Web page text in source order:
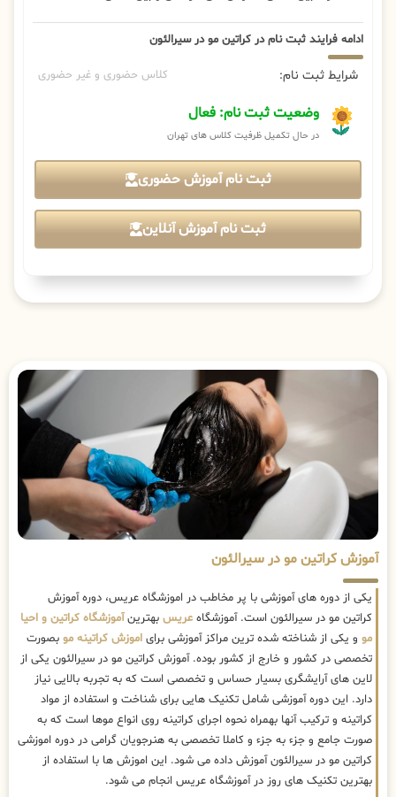
ادامه فرایند ثبت نام در کراتین مو در سیرالئون
شرایط ثبت نام: کلاس حضوری و غیر حضوری
وضعیت ثبت نام: فعال
در حال تکمیل ظرفیت کلاس های تهران
ثبت نام آموزش حضوری
ثبت نام آموزش آنلاین
آموزش کراتین مو در سیرالئون
یکی از دوره های آموزشی با پر مخاطب در اموزشگاه عریس، دوره آموزش
کراتین مو در سیرالئون است. آموزشگاه عریس بهترینآموزشگاه کراتین و احیا
مو و یکی از شناخته شده ترین مراکز آموزشی برای اموزش کراتینه مو بصورت
تخصصی در کشور و خارج از کشور بوده. آموزش کراتین مو در سیرالئون یکی از
لاین های آرایشگری بسیار حساس و تخصصی است که به تجربه بالایی نیاز
دارد. این دوره آموزشی شامل تکنیک هایی برای شناخت و استفاده از مواد
کراتینه و ترکیب آنها بهمراه نحوه اجرای کراتینه روی انواع موها است که به
صورت جامع و جزء به جزء و کاملا تخصصی به هنرجویان گرامی در دوره اموزشی
کراتین مو در سیرالئون آموزش داده می شود. این اموزش ها با استفاده از
بهترین تکنیک های روز در آموزشگاه عریس انجام می شود.